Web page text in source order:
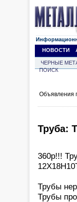
НОВОСТИ
ЧЕРНЫЕ
ПОИСК
Объявления
Труба:
360р!!!
Трубы
Трубы